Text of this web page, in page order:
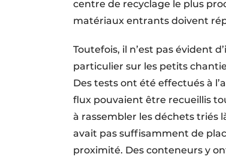
centre de recyclage le plus
matériaux entrants doivent
Toutefois, il n’est pas évident
particulier sur les petits
Des tests ont été effectués à
flux pouvaient être recueillis
à rassembler les déchets triés
avait pas suffisamment de
proximité. Des conteneurs y